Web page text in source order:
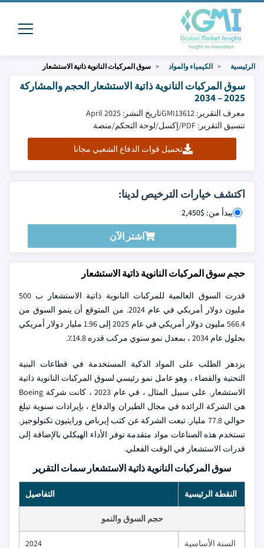
الرئيسية الكيمياء والمواد سوق المركبات النانوية ذاتية الاستشعار
سوق المركبات النانوية ذاتية الاستشعار الحجم والمشاركة
2025 – 2034
معرف التقرير: GMI13612
تاريخ النشر: April 2025
تنسيق التقرير: PDF/إكسل/لوحة التحكم/منصة
تحميل قوات الدفاع الشعبي مجانا
اكتشف خيارات الترخيص لدينا:
يبدأ من: $2,450
اشتر الآن
حجم سوق المركبات النانوية ذاتية الاستشعار
قدرت السوق العالمية للمركبات النانوية ذاتية الاستشعار ب 500
مليون دولار أمريكي في عام 2024. من المتوقع أن ينمو السوق من
566.4 مليون دولار أمريكي في عام 2025 إلى 1.96 مليار دولار أمريكي
بحلول عام 2034 ، بمعدل نمو سنوي مركب قدره 14.8٪.
يزدهر الطلب على المواد الذكية المستخدمة في قطاعات البنية
التحتية والفضاء ، وهو عامل نمو رئيسي لسوق المركبات النانوية ذاتية
الاستشعار. على سبيل المثال ، في عام 2023 ، كانت شركة Boeing
هي الشركة الرائدة في مجال الطيران والدفاع ، بإيرادات سنوية تبلغ
حوالي 77.8 مليار. تبعت الشركة عن كثب إيرباص ورايثيون تكنولوجيز.
تستخدم هذه الصناعات مواد متقدمة توفر الأداء الهيكلي بالإضافة إلى
قدرات الاستشعار في الوقت الفعلي.
سوق المركبات النانوية ذاتية الاستشعار سمات التقرير
النقطة الرئيسية التفاصيل
حجم السوق والنمو
السنة الأساسية 2024